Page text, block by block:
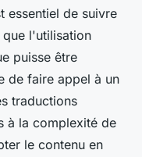
essentiel de suivre
que l'utilisation
puisse être
de faire appel à un
traductions
à la complexité de
le contenu en